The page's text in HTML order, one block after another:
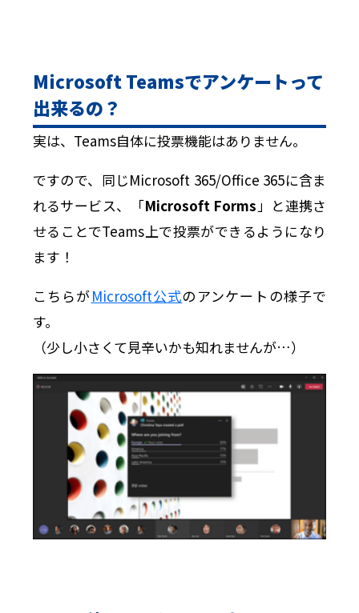
Microsoft Teamsでアンケートって
出来るの？
実は、Teams自体に投票機能はありません。
ですので、同じMicrosoft 365/Office 365に含ま
れるサービス、「Microsoft Forms」と連携さ
せることでTeams上で投票ができるようになり
ます！
こちらがMicrosoft公式のアンケートの様子で
す。
（少し小さくて見辛いかも知れませんが…）